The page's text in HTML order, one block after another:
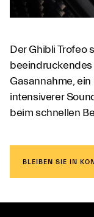
Der Ghibli Trofeo
beeindruckendes
Gasannahme,
intensiverer
beim schnellen
BLEIBEN SIE IN